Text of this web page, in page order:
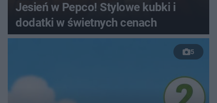
Jesień w Pepco! Stylowe kubki i
dodatki w świetnych cenach
5